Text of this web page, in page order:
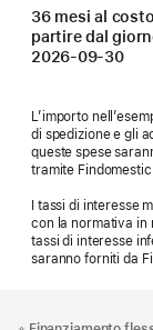
36 mesi al
partire dal
2026-09-30
L’importo
di spedizione e gli
queste spese
tramite
I tassi di interesse
con la normativa in
tassi di interesse
saranno forniti da